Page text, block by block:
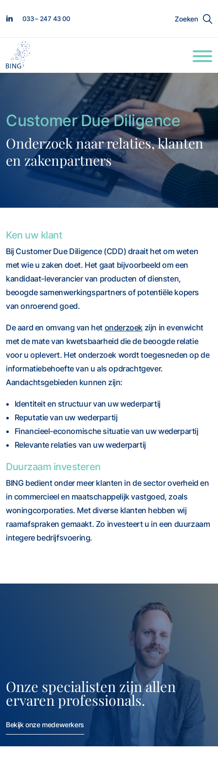
033 – 247 43 00 Zoeken
Customer Due Diligence
Onderzoek naar relaties, klanten
en zakenpartners
Ken uw klant
Bij Customer Due Diligence (CDD) draait het om weten
met wie u zaken doet. Het gaat bijvoorbeeld om een
kandidaat-leverancier van producten of diensten,
beoogde samenwerkingspartners of potentiële kopers
van onroerend goed.
De aard en omvang van het onderzoek zijn in evenwicht
met de mate van kwetsbaarheid die de beoogde relatie
voor u oplevert. Het onderzoek wordt toegesneden op de
informatiebehoefte van u als opdrachtgever.
Aandachtsgebieden kunnen zijn:
Identiteit en structuur van uw wederpartij
Reputatie van uw wederpartij
Financieel-economische situatie van uw wederpartij
Relevante relaties van uw wederpartij
Duurzaam investeren
BING bedient onder meer klanten in de sector overheid en
in commercieel en maatschappelijk vastgoed, zoals
woningcorporaties. Met diverse klanten hebben wij
raamafspraken gemaakt. Zo investeert u in een duurzaam
integere bedrijfsvoering.
Deskundigheid
Onze specialisten zijn allen
ervaren professionals.
Bekijk onze medewerkers